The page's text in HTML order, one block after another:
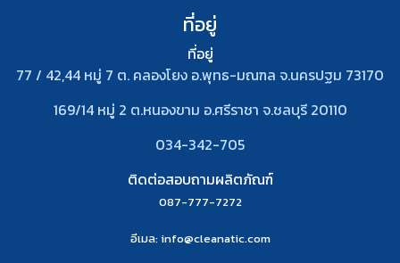
ที่อยู่
ที่อยู่
77 / 42,44 หมู่ 7 ต. คลองโยง อ.พุทธ-มณฑล จ.นครปฐม 73170
169/14 หมู่ 2 ต.หนองขาม อ.ศรีราชา จ.ชลบุรี 20110
034-342-705
ติดต่อสอบถามผลิตภัณฑ์
087-777-7272
อีเมล: info@cleanatic.com